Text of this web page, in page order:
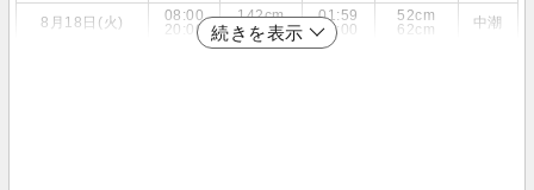
8月18日(火)
08:00
20:00
142cm
148cm
01:59
14:00
52cm
62cm
中潮
続きを表示